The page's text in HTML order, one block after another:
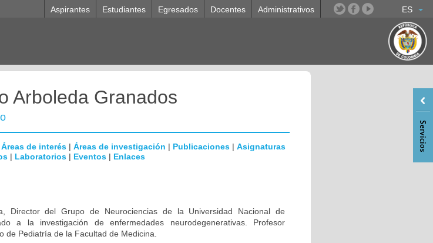
ES
Aspirantes Estudiantes Egresados Docentes Administrativos
Arboleda Granados
Áreas de interés | Áreas de investigación | Publicaciones | Asignaturas
| Laboratorios | Eventos | Enlaces
Director del Grupo de Neurociencias de la Universidad Nacional de
a la investigación de enfermedades neurodegenerativas. Profesor
de Pediatría de la Facultad de Medicina.